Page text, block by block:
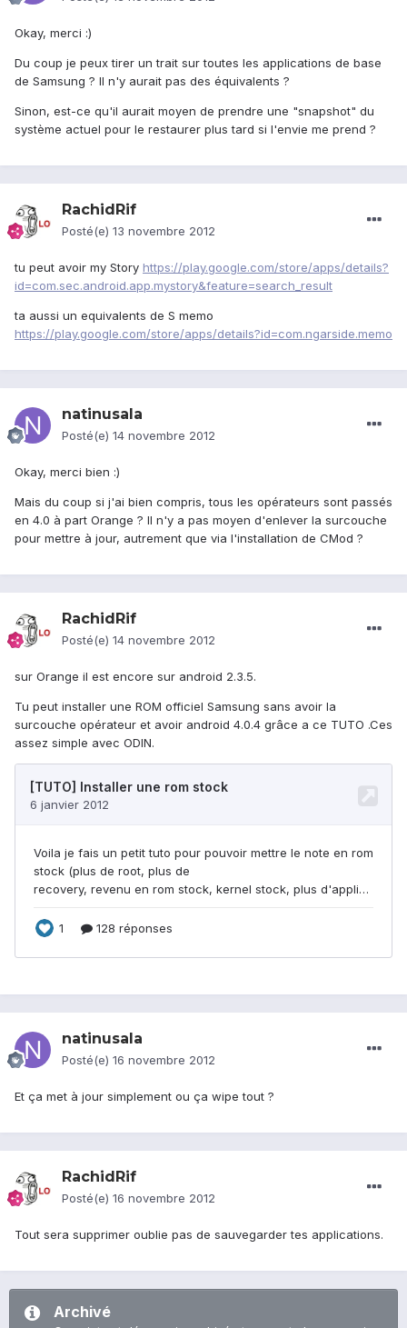
Okay, merci :)
Du coup je peux tirer un trait sur toutes les applications de base
de Samsung ? Il n'y aurait pas des équivalents ?
Sinon, est-ce qu'il aurait moyen de prendre une "snapshot" du
système actuel pour le restaurer plus tard si l'envie me prend ?
RachidRif
Posté(e) 13 novembre 2012
tu peut avoir my Story https://play.google.com/store/apps/details?
id=com.sec.android.app.mystory&feature=search_result
ta aussi un equivalents de S memo
https://play.google.com/store/apps/details?id=com.ngarside.memo
natinusala
Posté(e) 14 novembre 2012
Okay, merci bien :)
Mais du coup si j'ai bien compris, tous les opérateurs sont passés
en 4.0 à part Orange ? Il n'y a pas moyen d'enlever la surcouche
pour mettre à jour, autrement que via l'installation de CMod ?
RachidRif
Posté(e) 14 novembre 2012
sur Orange il est encore sur android 2.3.5.
Tu peut installer une ROM officiel Samsung sans avoir la
surcouche opérateur et avoir android 4.0.4 grâce a ce TUTO .Ces
assez simple avec ODIN.
natinusala
Posté(e) 16 novembre 2012
Et ça met à jour simplement ou ça wipe tout ?
RachidRif
Posté(e) 16 novembre 2012
Tout sera supprimer oublie pas de sauvegarder tes applications.
Archivé